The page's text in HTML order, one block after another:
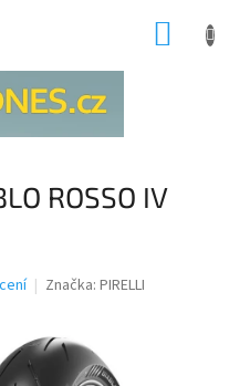
ROSSO IV
Značka: PIRELLI